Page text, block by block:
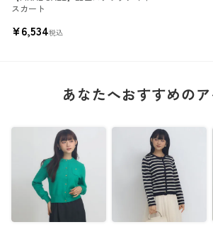
スカート
¥6,534税込
あなたへおすすめの